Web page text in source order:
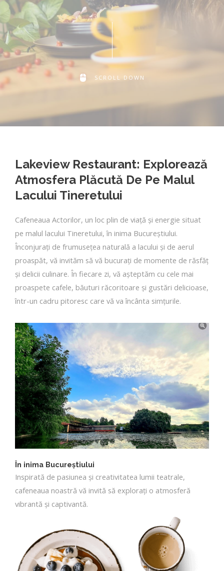
SCROLL DOWN
Lakeview Restaurant: Explorează
Atmosfera Plăcută De Pe Malul
Lacului Tineretului
Cafeneaua Actorilor, un loc plin de viață și energie situat
pe malul lacului Tineretului, în inima Bucureștiului.
Înconjurați de frumusețea naturală a lacului și de aerul
proaspăt, vă invităm să vă bucurați de momente de răsfăț
și delicii culinare. În fiecare zi, vă așteptăm cu cele mai
proaspete cafele, băuturi răcoritoare și gustări delicioase,
într-un cadru pitoresc care vă va încânta simțurile.
În inima Bucureştiului
Inspirată de pasiunea și creativitatea lumii teatrale,
cafeneaua noastră vă invită să explorați o atmosferă
vibrantă și captivantă.